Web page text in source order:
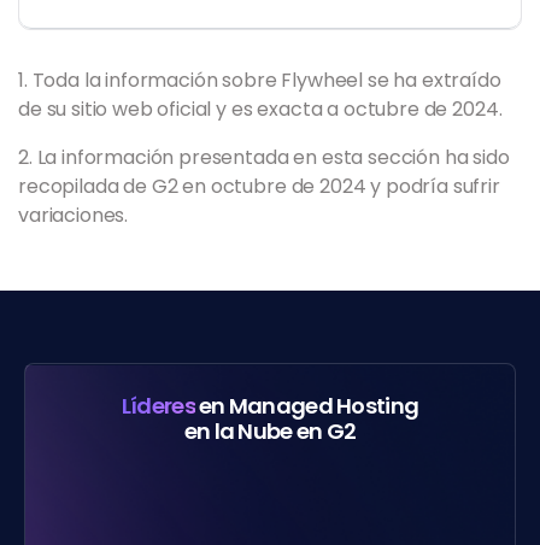
1. Toda la información sobre Flywheel se ha extraído
de su sitio web oficial y es exacta a octubre de 2024.
2. La información presentada en esta sección ha sido
recopilada de G2 en octubre de 2024 y podría sufrir
variaciones.
Líderesen Managed Hosting
en la Nube en G2